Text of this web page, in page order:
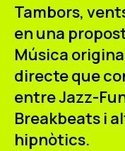
Tambors,
en una
Música
directe que
entre Jazz-
Breakbeats i
hipnòtics.